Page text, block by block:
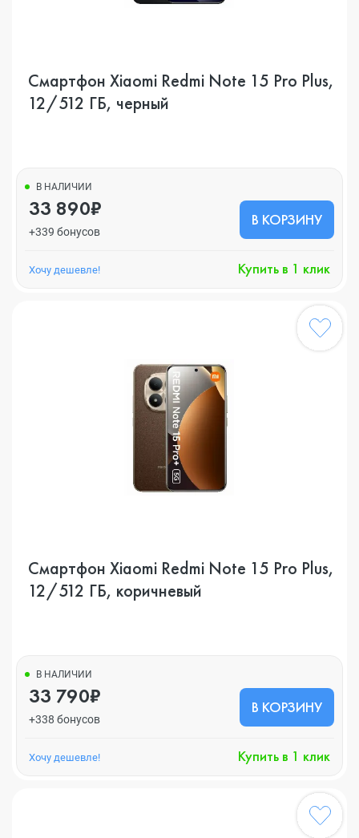
Смартфон Xiaomi Redmi Note 15 Pro Plus,
12/512 ГБ, черный
В НАЛИЧИИ
33 890₽
+339 бонусов
В КОРЗИНУ
Хочу дешевле! Купить в 1 клик
Смартфон Xiaomi Redmi Note 15 Pro Plus,
12/512 ГБ, коричневый
В НАЛИЧИИ
33 790₽
+338 бонусов
В КОРЗИНУ
Хочу дешевле! Купить в 1 клик